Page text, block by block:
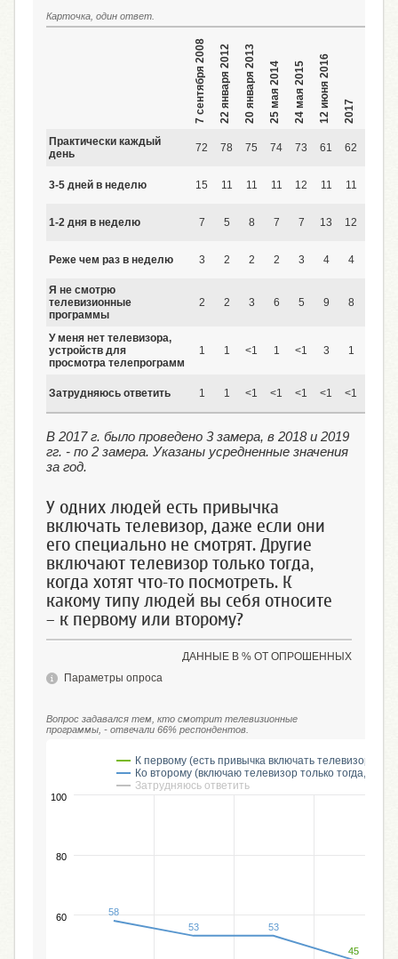
Карточка, один ответ.
7 сентября 200822 января 201220 января 2013 25 мая 2014 24 мая 2015 12 июня 2016 2017
Практически каждый
день
72 78 75 74 73 61 62
3-5 дней в неделю 15 11 11 11 12 11 11
1-2 дня в неделю 7 5 8 7 7 13 12
Реже чем раз в неделю 3 2 2 2 3 4 4
Я не смотрю
телевизионные
программы
2 2 3 6 5 9 8
У меня нет телевизора,
устройств для
просмотра телепрограмм
1 1 <1 1 <1 3 1
Затрудняюсь ответить 1 1 <1 <1 <1 <1 <1
В 2017 г. было проведено 3 замера, в 2018 и 2019
гг. - по 2 замера. Указаны усредненные значения
за год.
У одних людей есть привычка
включать телевизор, даже если они
его специально не смотрят. Другие
включают телевизор только тогда,
когда хотят что-то посмотреть. К
какому типу людей вы себя относите
– к первому или второму?
ДАННЫЕ В % ОТ ОПРОШЕННЫХ
Параметры опроса
Вопрос задавался тем, кто смотрит телевизионные
программы, - отвечали 66% респондентов.
58
53
53
45
45
К первому (есть привычка включать телевизор,
Ко второму (включаю телевизор только тогда,
Затрудняюсь ответить
60
80
100